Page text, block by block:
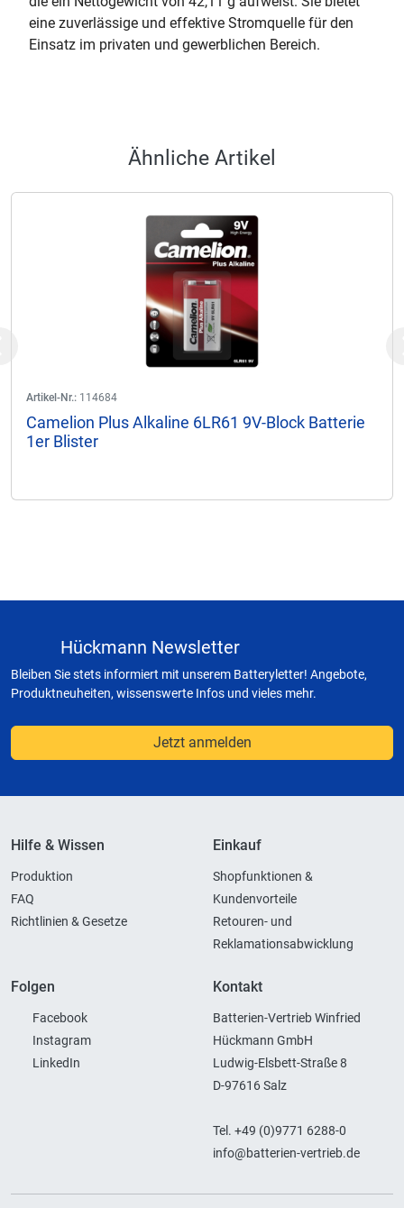
eine zuverlässige und effektive Stromquelle für den
Einsatz im privaten und gewerblichen Bereich.
Ähnliche Artikel
Artikel-Nr.: 114684
Camelion Plus Alkaline 6LR61 9V-Block Batterie
1er Blister
Hückmann Newsletter
Bleiben Sie stets informiert mit unserem Batteryletter! Angebote,
Produktneuheiten, wissenswerte Infos und vieles mehr.
Jetzt anmelden
Hilfe & Wissen
Produktion
FAQ
Richtlinien & Gesetze
Einkauf
Shopfunktionen &
Kundenvorteile
Retouren- und
Reklamationsabwicklung
Folgen
Facebook
Instagram
LinkedIn
Kontakt
Batterien-Vertrieb Winfried
Hückmann GmbH
Ludwig-Elsbett-Straße 8
D-97616 Salz
Tel. +49 (0)9771 6288-0
info@batterien-vertrieb.de